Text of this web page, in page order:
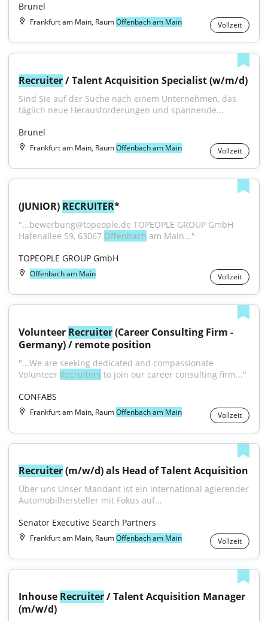
Brunel
Frankfurt am Main, RaumOffenbach am Main Vollzeit
Recruiter / Talent Acquisition Specialist (w/m/d)
Sind Sie auf der Suche nach einem Unternehmen, das
täglich neue Herausforderungen und spannende...
Brunel
Frankfurt am Main, RaumOffenbach am Main Vollzeit
(JUNIOR) RECRUITER*
"...bewerbung@topeople.de TOPEOPLE GROUP GmbH
Hafenallee 59, 63067 Offenbach am Main..."
TOPEOPLE GROUP GmbH
Offenbach am Main Vollzeit
Volunteer Recruiter (Career Consulting Firm -
Germany) / remote position
"...We are seeking dedicated and compassionate
Volunteer Recruiters to join our career consulting firm..."
CONFABS
Frankfurt am Main, RaumOffenbach am Main Vollzeit
Recruiter (m/w/d) als Head of Talent Acquisition
Über uns Unser Mandant ist ein international agierender
Automobilhersteller mit Fokus auf...
Senator Executive Search Partners
Frankfurt am Main, RaumOffenbach am Main Vollzeit
Inhouse Recruiter / Talent Acquisition Manager
(m/w/d)